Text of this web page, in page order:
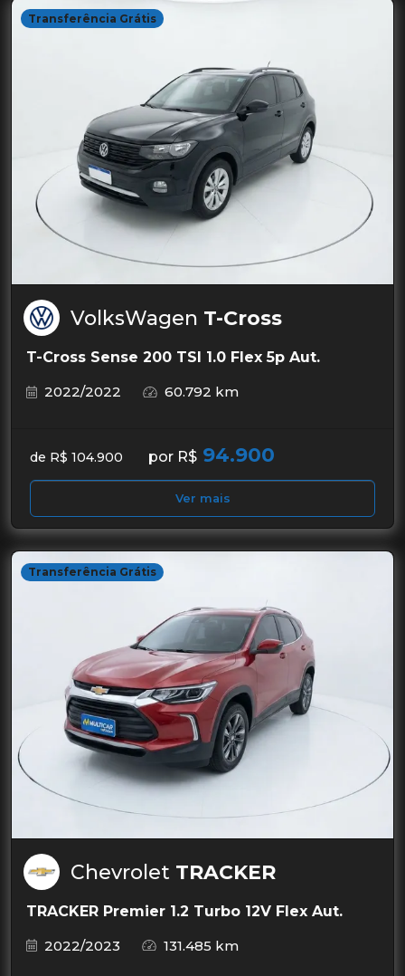
Transferência Grátis
VolksWagen T-Cross
T-Cross Sense 200 TSI 1.0 Flex 5p Aut.
2022/2022
60.792 km
de R$ 104.900 por R$ 94.900
Ver mais
Transferência Grátis
Chevrolet TRACKER
TRACKER Premier 1.2 Turbo 12V Flex Aut.
2022/2023
131.485 km